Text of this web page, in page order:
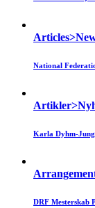
National
Karla Dyhm-
DRF Mesterskab